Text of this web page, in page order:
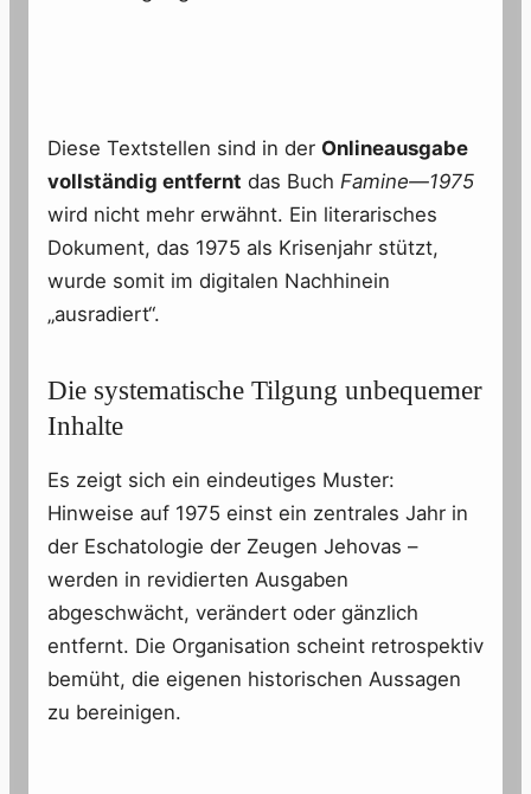
Diese Textstellen sind in der Onlineausgabe
vollständig entfernt das Buch Famine—1975
wird nicht mehr erwähnt. Ein literarisches
Dokument, das 1975 als Krisenjahr stützt,
wurde somit im digitalen Nachhinein
„ausradiert“.
Die systematische Tilgung unbequemer
Inhalte
Es zeigt sich ein eindeutiges Muster:
Hinweise auf 1975 einst ein zentrales Jahr in
der Eschatologie der Zeugen Jehovas –
werden in revidierten Ausgaben
abgeschwächt, verändert oder gänzlich
entfernt. Die Organisation scheint retrospektiv
bemüht, die eigenen historischen Aussagen
zu bereinigen.